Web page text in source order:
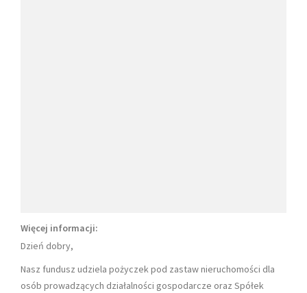
Więcej informacji:
Dzień dobry,
Nasz fundusz udziela pożyczek pod zastaw nieruchomości dla
osób prowadzących działalności gospodarcze oraz Spółek